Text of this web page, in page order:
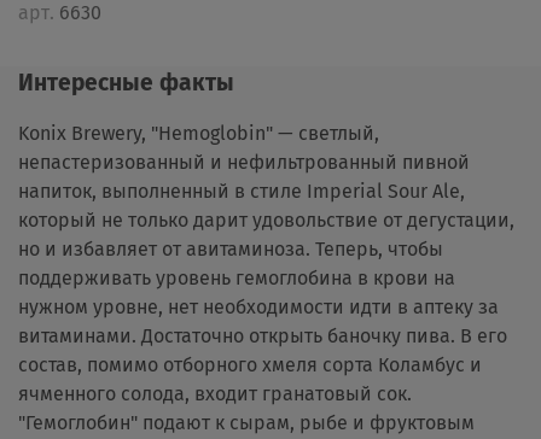
арт. 6630
Интересные факты
Konix Brewery, "Hemoglobin" — светлый,
непастеризованный и нефильтрованный пивной
напиток, выполненный в стиле Imperial Sour Ale,
который не только дарит удовольствие от дегустации,
но и избавляет от авитаминоза. Теперь, чтобы
поддерживать уровень гемоглобина в крови на
нужном уровне, нет необходимости идти в аптеку за
витаминами. Достаточно открыть баночку пива. В его
состав, помимо отборного хмеля сорта Коламбус и
ячменного солода, входит гранатовый сок.
"Гемоглобин" подают к сырам, рыбе и фруктовым